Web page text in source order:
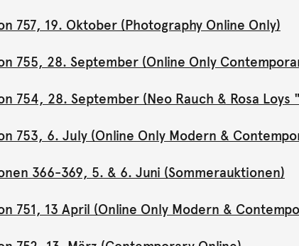
757, 19. Oktober (Photography Online Only)
755, 28. September (Online Only
754, 28. September (Neo Rauch & Rosa Loys
753, 6. July (Online Only Modern &
366-369, 5. & 6. Juni (Sommerauktionen)
751, 13 April (Online Only Modern &